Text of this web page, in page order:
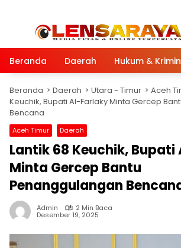
Beranda Daerah Hukum &
Beranda Daerah Utara - Timur Aceh
Keuchik, Bupati Al-Farlaky Minta Gercep
Bencana
Aceh Timur Daerah
Lantik 68 Keuchik,
Minta Gercep Bantu
Penanggulangan
Admin 2 Min Baca
Desember 19, 2025